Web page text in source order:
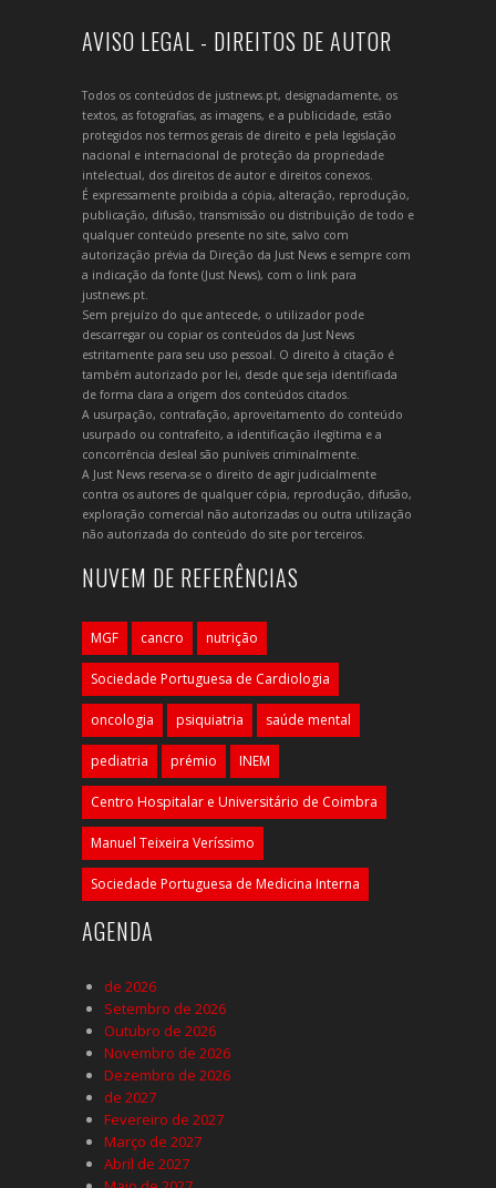
AVISO LEGAL - DIREITOS DE AUTOR
Todos os conteúdos de justnews.pt, designadamente, os
textos, as fotografias, as imagens, e a publicidade, estão
protegidos nos termos gerais de direito e pela legislação
nacional e internacional de proteção da propriedade
intelectual, dos direitos de autor e direitos conexos.
É expressamente proibida a cópia, alteração, reprodução,
publicação, difusão, transmissão ou distribuição de todo e
qualquer conteúdo presente no site, salvo com
autorização prévia da Direção da Just News e sempre com
a indicação da fonte (Just News), com o link para
justnews.pt.
Sem prejuízo do que antecede, o utilizador pode
descarregar ou copiar os conteúdos da Just News
estritamente para seu uso pessoal. O direito à citação é
também autorizado por lei, desde que seja identificada
de forma clara a origem dos conteúdos citados.
A usurpação, contrafação, aproveitamento do conteúdo
usurpado ou contrafeito, a identificação ilegítima e a
concorrência desleal são puníveis criminalmente.
A Just News reserva-se o direito de agir judicialmente
contra os autores de qualquer cópia, reprodução, difusão,
exploração comercial não autorizadas ou outra utilização
não autorizada do conteúdo do site por terceiros.
NUVEM DE REFERÊNCIAS
MGF cancro nutrição
Sociedade Portuguesa de Cardiologia
oncologia psiquiatria saúde mental
pediatria prémio INEM
Centro Hospitalar e Universitário de Coimbra
Manuel Teixeira Veríssimo
Sociedade Portuguesa de Medicina Interna
AGENDA
de 2026
Setembro de 2026
Outubro de 2026
Novembro de 2026
Dezembro de 2026
de 2027
Fevereiro de 2027
Março de 2027
Abril de 2027